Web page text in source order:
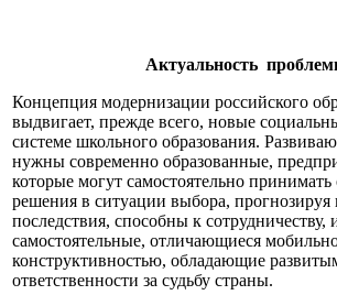
Актуальность
Концепция модернизации российского
выдвигает, прежде всего, новые
системе школьного образования.
нужны современно образованные,
которые могут самостоятельно принимать
решения в ситуации выбора,
последствия, способны к
самостоятельные, отличающиеся
конструктивностью, обладающие
ответственности за судьбу страны.